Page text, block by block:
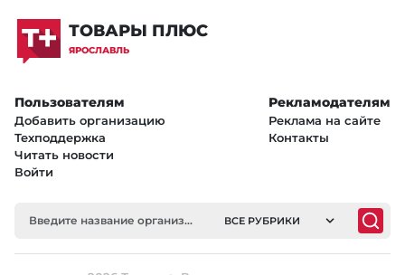
ТОВАРЫ ПЛЮС
ЯРОСЛАВЛЬ
Пользователям
Добавить организацию
Техподдержка
Читать новости
Войти
Рекламодателям
Реклама на сайте
Контакты
ВСЕ РУБРИКИ